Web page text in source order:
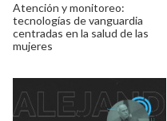
Atención y monitoreo:
tecnologías de vanguardia
centradas en la salud de las
mujeres